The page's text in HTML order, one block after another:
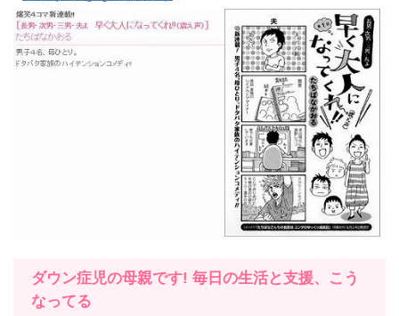
ダウン症児の母親です! 毎日の生活と支援、こう
なってる